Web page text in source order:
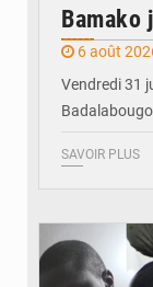
Bamako
6 août
Vendredi 31
SAVOIR PLUS